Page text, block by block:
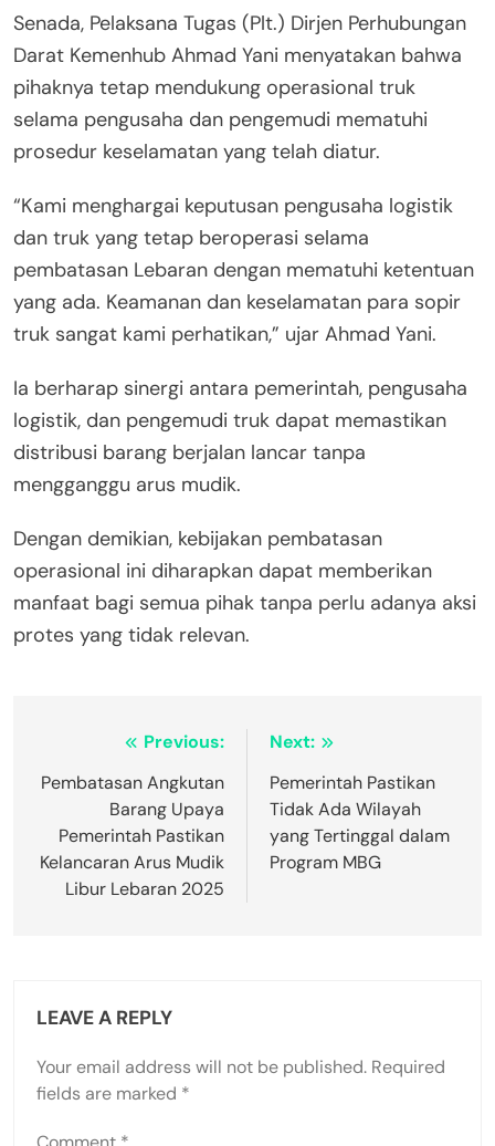
Senada, Pelaksana Tugas (Plt.) Dirjen Perhubungan
Darat Kemenhub Ahmad Yani menyatakan bahwa
pihaknya tetap mendukung operasional truk
selama pengusaha dan pengemudi mematuhi
prosedur keselamatan yang telah diatur.
“Kami menghargai keputusan pengusaha logistik
dan truk yang tetap beroperasi selama
pembatasan Lebaran dengan mematuhi ketentuan
yang ada. Keamanan dan keselamatan para sopir
truk sangat kami perhatikan,” ujar Ahmad Yani.
Ia berharap sinergi antara pemerintah, pengusaha
logistik, dan pengemudi truk dapat memastikan
distribusi barang berjalan lancar tanpa
mengganggu arus mudik.
Dengan demikian, kebijakan pembatasan
operasional ini diharapkan dapat memberikan
manfaat bagi semua pihak tanpa perlu adanya aksi
protes yang tidak relevan.
navigation
Previous:
Pembatasan Angkutan
Barang Upaya
Pemerintah Pastikan
Kelancaran Arus Mudik
Libur Lebaran 2025
Next:
Pemerintah Pastikan
Tidak Ada Wilayah
yang Tertinggal dalam
Program MBG
LEAVE A REPLY
Your email address will not be published. Required
fields are marked *